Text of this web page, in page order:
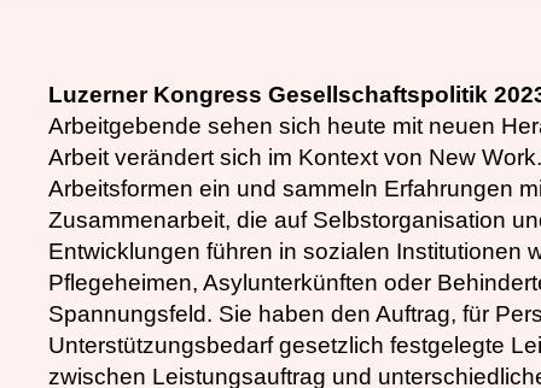
Luzerner Kongress Gesellschaftspolitik
Arbeitgebende sehen sich heute mit neuen
Arbeit verändert sich im Kontext von New
Arbeitsformen ein und sammeln Erfahrungen
Zusammenarbeit, die auf Selbstorganisation
Entwicklungen führen in sozialen Institutionen
Pflegeheimen, Asylunterkünften oder
Spannungsfeld. Sie haben den Auftrag, für
Unterstützungsbedarf gesetzlich festgelegte
zwischen Leistungsauftrag und